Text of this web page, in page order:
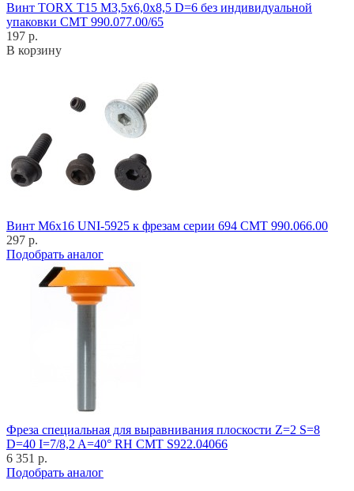
Винт TORX T15 M3,5x6,0x8,5 D=6 без индивидуальной
упаковки CMT 990.077.00/65
197 р.
В корзину
Винт M6x16 UNI-5925 к фрезам серии 694 CMT 990.066.00
297 р.
Подобрать аналог
Фреза специальная для выравнивания плоскости Z=2 S=8
D=40 I=7/8,2 A=40° RH CMT S922.04066
6 351 р.
Подобрать аналог